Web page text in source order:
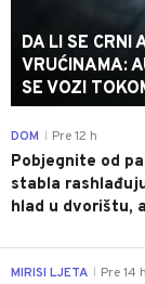
DA LI SE CRNI
VRUĆINAMA:
SE VOZI
DOM Pre 12 h
Pobjegnite od
stabla
hlad u dvorištu,
MIRISI LJETA Pre 14 h